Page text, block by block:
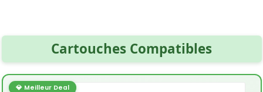
Cartouches Compatibles
💎 Meilleur Deal